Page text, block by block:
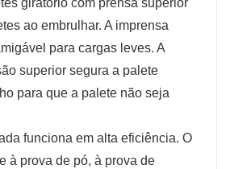
giratório com prensa superior
ao embrulhar. A imprensa
para cargas leves. A
superior segura a palete
para que a palete não seja
funciona em alta eficiência. O
à prova de pó, à prova de